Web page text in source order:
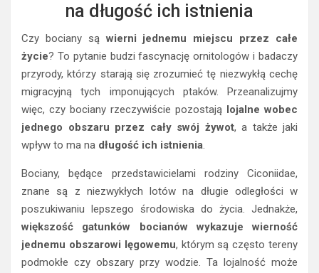
na długość ich istnienia
Czy bociany sąwierni jednemu miejscu przez całe
życie? To pytanie budzi fascynację ornitologów i badaczy
przyrody, którzy starają się zrozumieć tę niezwykłą cechę
migracyjną tych imponujących ptaków. Przeanalizujmy
więc, czy bociany rzeczywiście pozostają lojalne wobec
jednego obszaru przez cały swój żywot, a także jaki
wpływ to ma na długość ich istnienia.
Bociany, będące przedstawicielami rodziny Ciconiidae,
znane są z niezwykłych lotów na długie odległości w
poszukiwaniu lepszego środowiska do życia. Jednakże,
większość gatunków bocianów wykazuje wierność
jednemu obszarowi lęgowemu, którym są często tereny
podmokłe czy obszary przy wodzie. Ta lojalność może